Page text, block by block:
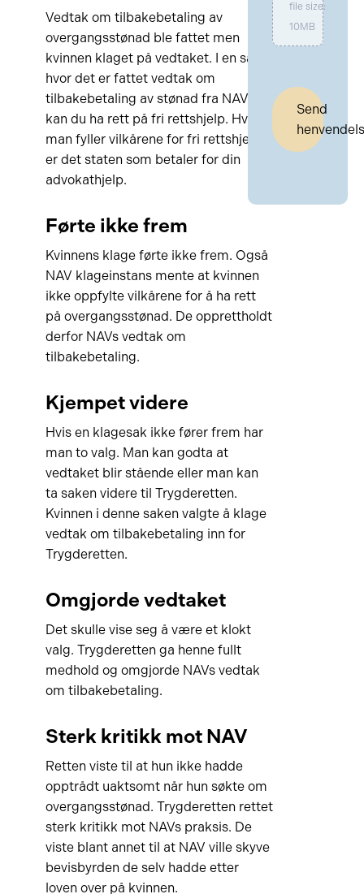
Vedtak om tilbakebetaling av
overgangsstønad ble fattet men
kvinnen klaget på vedtaket. I en sak
hvor det er fattet vedtak om
tilbakebetaling av stønad fra NAV
kan du ha rett på fri rettshjelp. Hvis
man fyller vilkårene for fri rettshjelp
er det staten som betaler for din
advokathjelp.
Førte ikke frem
Kvinnens klage førte ikke frem. Også
NAV klageinstans mente at kvinnen
ikke oppfylte vilkårene for å ha rett
på overgangsstønad. De opprettholdt
derfor NAVs vedtak om
tilbakebetaling.
Kjempet videre
Hvis en klagesak ikke fører frem har
man to valg. Man kan godta at
vedtaket blir stående eller man kan
ta saken videre til Trygderetten.
Kvinnen i denne saken valgte å klage
vedtak om tilbakebetaling inn for
Trygderetten.
Omgjorde vedtaket
Det skulle vise seg å være et klokt
valg. Trygderetten ga henne fullt
medhold og omgjorde NAVs vedtak
om tilbakebetaling.
Sterk kritikk mot NAV
Retten viste til at hun ikke hadde
opptrådt uaktsomt når hun søkte om
overgangsstønad. Trygderetten rettet
sterk kritikk mot NAVs praksis. De
viste blant annet til at NAV ville skyve
bevisbyrden de selv hadde etter
loven over på kvinnen.
file size:
10MB
Send